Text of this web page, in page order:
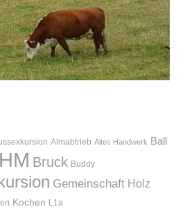
Almabtrieb Altes Handwerk Ball
Bruck Buddy
Gemeinschaft Holz
Kochen L1a